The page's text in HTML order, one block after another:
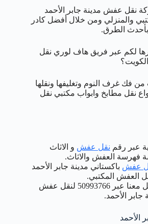
نقل عفش مدينة جابر الأحمد
والمنزلي ومن خلال أفضل كادر
الطرق.
لكم عبر فريق هاف لوري نقل
فك غرف النوم وتغليفها ونقلها
نقل مطابخ وابواب مكتبي نقل
عبر رقم نقل عفش و الاثاث
فهرسة العفش والاثاث.
عفش باكستاني مدينة جابر الأحمد
العفش المكتبي.
كما يمكنكم التواصل معنا عبر 50993766 لنقل عفش
جابر الأحمد.
الأحمد